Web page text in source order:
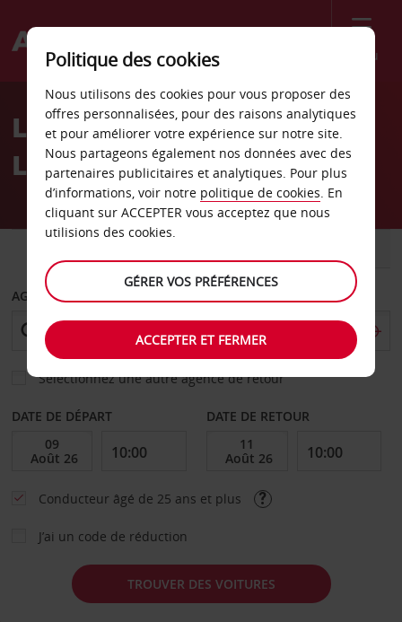
Menu
Welcome
AvisLocation de voiture
Lézignan
AGENCE DE DÉPART
Sélectionnez une autre agence de retour
DATE DE DÉPART DATE DE RETOUR
Conducteur âgé de 25 ans et plus
J’ai un code de réduction
TROUVER DES VOITURES
Politique des cookies
Nous utilisons des cookies pour vous proposer des
offres personnalisées, pour des raisons analytiques
et pour améliorer votre expérience sur notre site.
Nous partageons également nos données avec des
partenaires publicitaires et analytiques. Pour plus
d’informations, voir notre politique de cookies. En
cliquant sur ACCEPTER vous acceptez que nous
utilisions des cookies.
GÉRER VOS PRÉFÉRENCES
ACCEPTER ET FERMER